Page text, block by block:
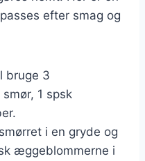
efter smag og
bruge 3
1 spsk
i en gryde og
æggeblommerne i